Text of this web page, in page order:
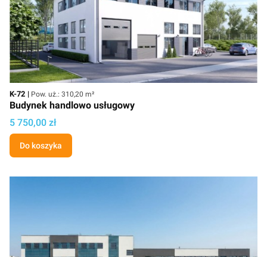
Kod
K-72 Powierzchnia użytkowa
Pow. uż.: 310,20 m²
Budynek handlowo usługowy
Cena projektu
5 750,00 zł
Do koszyka